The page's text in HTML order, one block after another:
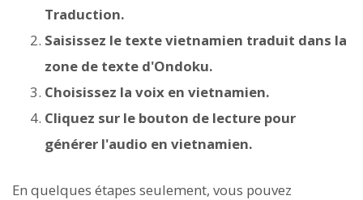
Traduction.
Saisissez le texte vietnamien traduit dans la
zone de texte d'Ondoku.
Choisissez la voix en vietnamien.
Cliquez sur le bouton de lecture pour
générer l'audio en vietnamien.
En quelques étapes seulement, vous pouvez